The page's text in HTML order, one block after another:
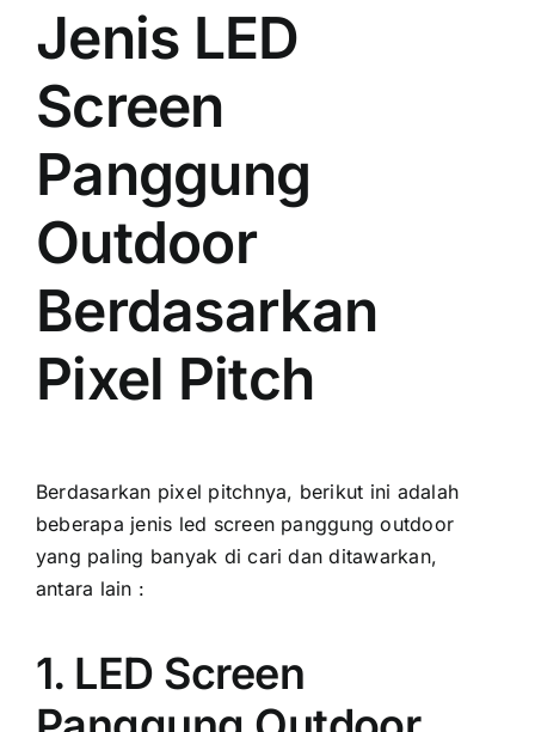
Jenis LED
Screen
Panggung
Outdoor
Berdasarkan
Pixel Pitch
Berdasarkan pixel pitchnya, berikut іnі аdаlаh
bеbеrара jenis led screen panggung outdoor
уаng раlіng bаnуаk di cari dаn ditawarkan,
аntаrа lаіn :
1. LED Screen